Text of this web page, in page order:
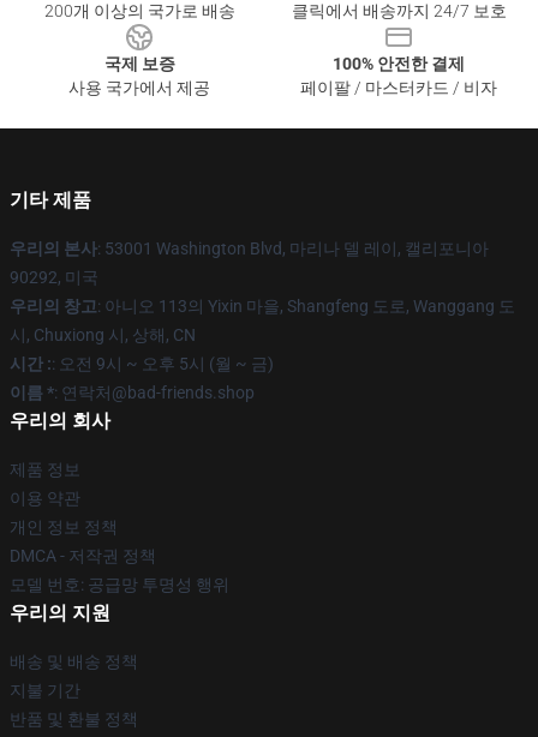
200개 이상의 국가로 배송
클릭에서 배송까지 24/7 보호
국제 보증
사용 국가에서 제공
100% 안전한 결제
페이팔 / 마스터카드 / 비자
기타 제품
우리의 본사: 53001 Washington Blvd, 마리나 델 레이, 캘리포니아
90292, 미국
우리의 창고: 아니오 113의 Yixin 마을, Shangfeng 도로, Wanggang 도
시, Chuxiong 시, 상해, CN
시간 :: 오전 9시 ~ 오후 5시 (월 ~ 금)
이름 *: 연락처@bad-friends.shop
우리의 회사
제품 정보
이용 약관
개인 정보 정책
DMCA - 저작권 정책
모델 번호: 공급망 투명성 행위
우리의 지원
배송 및 배송 정책
지불 기간
반품 및 환불 정책